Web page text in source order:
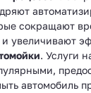
сокращают
увеличивают
. Услуги
автомобиль